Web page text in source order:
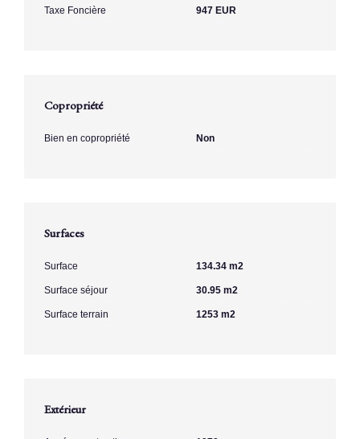
Taxe Foncière 947 EUR
Copropriété
Bien en copropriété Non
Surfaces
Surface 134.34 m2
Surface séjour 30.95 m2
Surface terrain 1253 m2
Extérieur